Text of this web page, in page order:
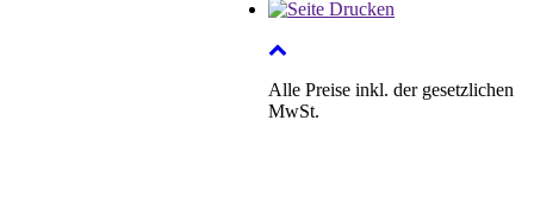
Alle Preise inkl. der gesetzlichen
MwSt.